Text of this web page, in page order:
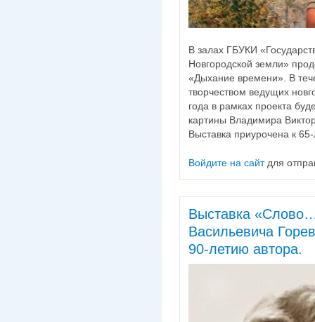
В залах ГБУКИ
Новгородской земли»
«Дыхание времени». В
творчеством ведущих
года в рамках проекта
картины Владимира
Выставка приурочена к
Войдите на сайтдля
Выставка
Васильевича
90-летию автора.